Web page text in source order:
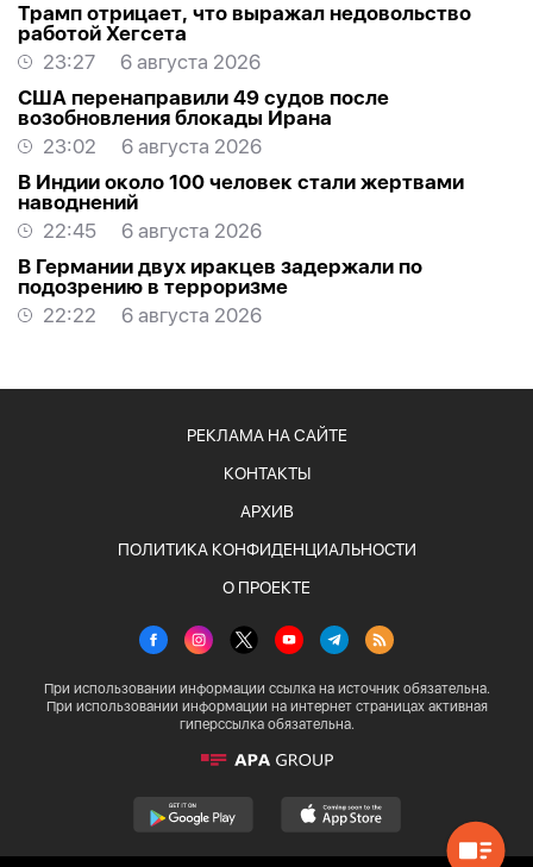
Трамп отрицает, что выражал недовольство
работой Хегсета
23:27
6 августа 2026
США перенаправили 49 судов после
возобновления блокады Ирана
23:02
6 августа 2026
В Индии около 100 человек стали жертвами
наводнений
22:45
6 августа 2026
В Германии двух иракцев задержали по
подозрению в терроризме
22:22
6 августа 2026
РЕКЛАМА НА САЙТЕ
КОНТАКТЫ
АРХИВ
ПОЛИТИКА КОНФИДЕНЦИАЛЬНОСТИ
О ПРОЕКТЕ
При использовании информации ссылка на источник обязательна.
При использовании информации на интернет страницах активная
гиперссылка обязательна.